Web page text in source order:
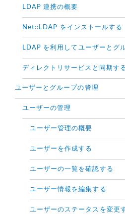
LDAP 連携の概要
Net::LDAP をインストールする
LDAP を利用してユーザーとグ
ディレクトリサービスと同期す
ユーザーとグループの管理
ユーザーの管理
ユーザー管理の概要
ユーザーを作成する
ユーザーの一覧を確認する
ユーザー情報を編集する
ユーザーのステータスを変更